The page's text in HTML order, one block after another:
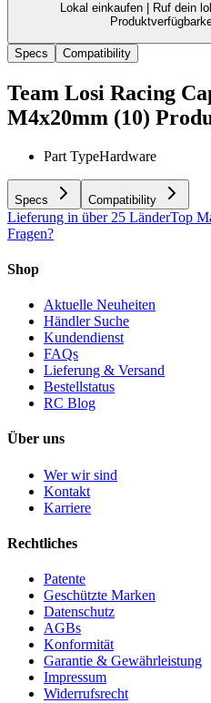
Lokal einkaufen |
Ruf dein
Specs Compatibility
Team Losi Racing
M4x20mm (10)
Part TypeHardware
Specs Compatibility
Lieferung in über 25 LänderTop
Fragen?
Shop
Aktuelle Neuheiten
Händler Suche
Kundendienst
FAQs
Lieferung & Versand
Bestellstatus
RC Blog
Über uns
Wer wir sind
Kontakt
Karriere
Rechtliches
Patente
Geschützte Marken
Datenschutz
AGBs
Konformität
Garantie & Gewährleistung
Impressum
Widerrufsrecht